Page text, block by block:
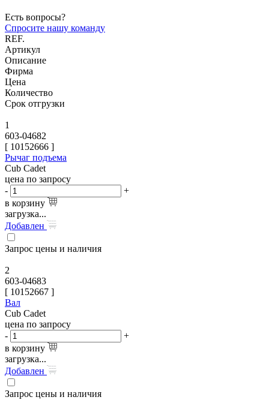
Есть вопросы?
Спросите нашу команду
REF.
Артикул
Описание
Фирма
Цена
Количество
Срок отгрузки
1
603-04682
[ 10152666 ]
Рычаг подъема
Cub Cadet
цена по запросу
-
+
в корзину
загрузка...
Добавлен
Запрос цены и наличия
2
603-04683
[ 10152667 ]
Вал
Cub Cadet
цена по запросу
-
+
в корзину
загрузка...
Добавлен
Запрос цены и наличия